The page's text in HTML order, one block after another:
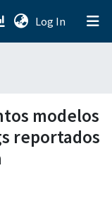
Log In (current)
modelos
reportados